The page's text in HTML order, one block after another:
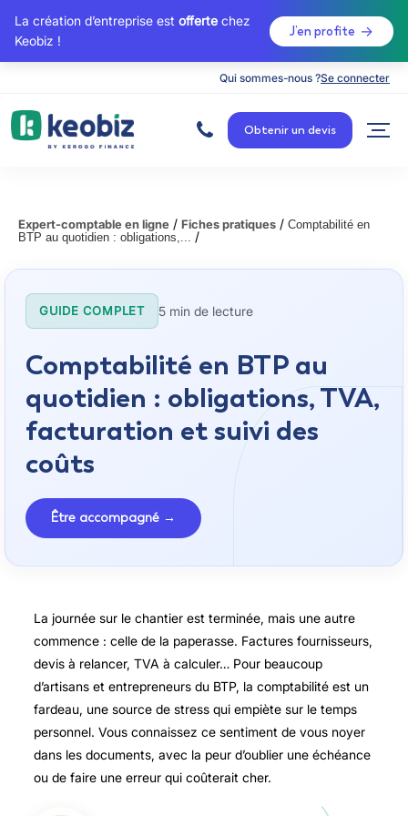
La création d’entreprise est offerte chez
Keobiz !
J’en profite
Qui sommes-nous ?Se connecter
c
c
u
Obtenir un devis
Expert-comptable en ligne / Fiches pratiques / Comptabilité en
BTP au quotidien : obligations,... /
GUIDE COMPLET 5 min de lecture
Comptabilité en BTP au
quotidien : obligations, TVA,
facturation et suivi des
coûts
Être accompagné →
La journée sur le chantier est terminée, mais une autre
commence : celle de la paperasse. Factures fournisseurs,
devis à relancer, TVA à calculer… Pour beaucoup
d’artisans et entrepreneurs du BTP, la comptabilité est un
fardeau, une source de stress qui empiète sur le temps
personnel. Vous connaissez ce sentiment de vous noyer
dans les documents, avec la peur d’oublier une échéance
ou de faire une erreur qui coûterait cher.